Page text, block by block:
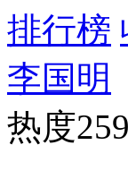
排行榜
李国明
热度
迟